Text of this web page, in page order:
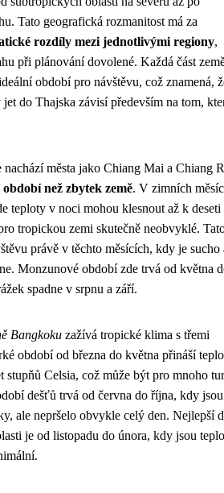
Tato geografická rozmanitost má za
rozdíly mezi jednotlivými regiony,
při plánování dovolené. Každá část
období pro návštěvu, což znamená,
do Thajska závisí především na tom,
nachází města jako Chiang Mai a Chiang
než zbytek země. V zimních
teploty v noci mohou klesnout až k deseti
tropickou zemi skutečně neobvyklé.
právě v těchto měsících, kdy je sucho
Monzunové období zde trvá od května
spadne v srpnu a září.
Bangkoku zažívá tropické klima s třemi
období od března do května přináší
stupňů Celsia, což může být pro mnoho
dešťů trvá od června do října, kdy jsou
ale nepršelo obvykle celý den. Nejlepší
je od listopadu do února, kdy jsou